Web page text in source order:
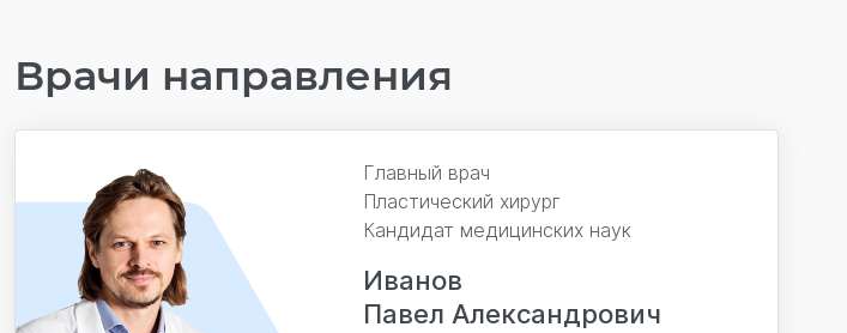
Врачи направления
Главный врач
Пластический хирург
Кандидат медицинских наук
Иванов
Павел Александрович